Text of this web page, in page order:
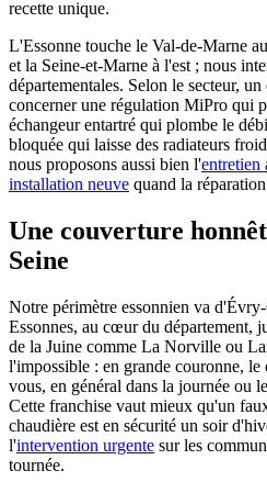
recette unique.
L'Essonne touche le Val-de-Marne
et la Seine-et-Marne à l'est ; nous
départementales. Selon le secteur,
concerner une régulation MiPro qui
échangeur entartré qui plombe le
bloquée qui laisse des radiateurs
nous proposons aussi bien l'entretien
installation neuve quand la
Une couverture
Seine
Notre périmètre essonnien va
Essonnes, au cœur du département,
de la Juine comme La Norville ou
l'impossible : en grande couronne, le
vous, en général dans la journée ou
Cette franchise vaut mieux qu'un
chaudière est en sécurité un soir
l'intervention urgente sur les
tournée.